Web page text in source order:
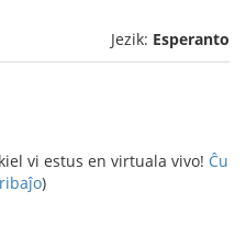
Jezik: Esperanto
vi estus en virtuala vivo! Ĉu
)